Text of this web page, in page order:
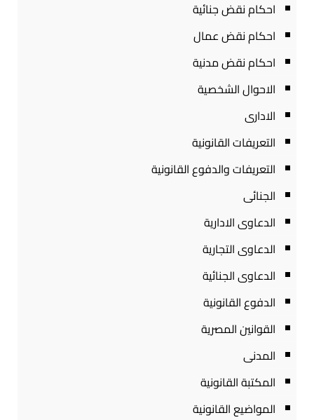
احكام نقض جنائية
احكام نقض عمال
احكام نقض مدنية
الاحوال الشخصية
الادارى
التعريفات القانونية
التعريفات والدفوع القانونية
الجنائى
الدعاوى الادارية
الدعاوى التجارية
الدعاوى الجنائية
الدفوع القانونية
القوانين المصرية
المدنى
المكتبة القانونية
المواضيع القانونية